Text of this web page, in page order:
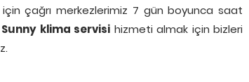
çağrı merkezlerimiz 7 gün boyunca saat
Sunny klima servisi hizmeti almak için bizleri